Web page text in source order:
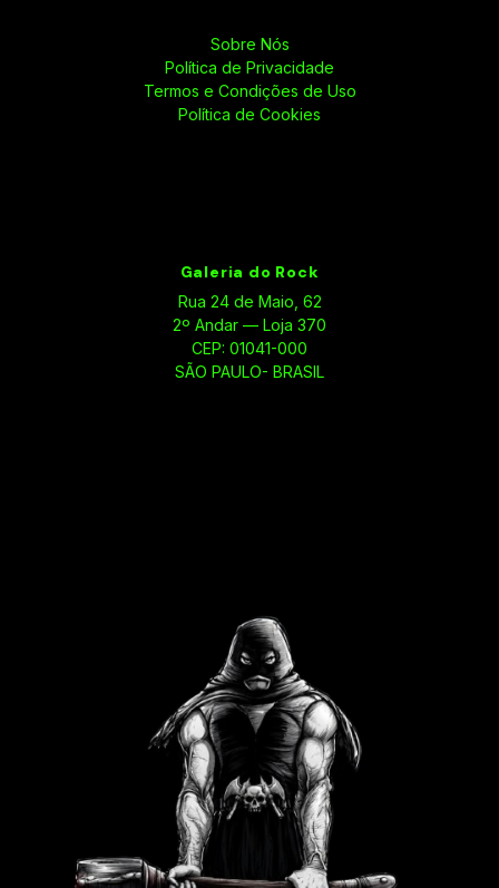
Sobre Nós
Política de Privacidade
Termos e Condições de Uso
Política de Cookies
Galeria do Rock
Rua 24 de Maio, 62
2º Andar — Loja 370
CEP: 01041-000
SÃO PAULO- BRASIL